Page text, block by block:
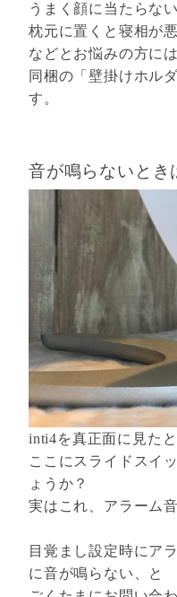
うまく顔に当たらない
枕元に置くと寝相が
などとお悩みの方には
同梱の「壁掛けホル
す。
音が鳴らないとき
inti4を真正面に見た
ここにスライドスイ
ょうか？
実はこれ、アラーム
目覚まし設定時にア
に音が鳴らない、と